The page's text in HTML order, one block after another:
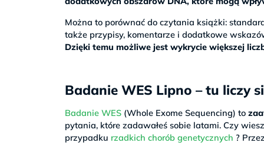
Można to porównać do czytania książki:
także przypisy, komentarze i dodatkowe
Dzięki temu możliwe jest wykrycie większej
Badanie WES Lipno – tu liczy
Badanie WES (Whole Exome Sequencing) to
pytania, które zadawałeś sobie latami. Czy
przypadku rzadkich chorób genetycznych ?